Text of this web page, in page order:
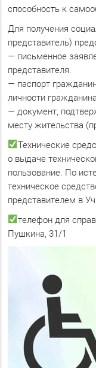
способность к
Для получения
представитель)
— письменное
представителя.
— паспорт
личности
— документ,
месту жительства
Технические
о выдаче
пользование. По
техническое
представителем в
телефон для
Пушкина, 31/1